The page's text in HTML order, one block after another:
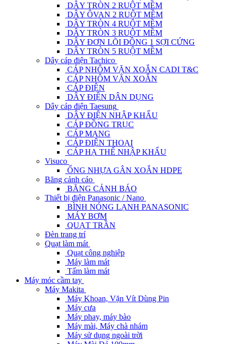
DÂY TRÒN 2 RUỘT MỀM
DÂY ÔVAN 2 RUỘT MỀM
DÂY TRÒN 4 RUỘT MỀM
DÂY TRÒN 3 RUỘT MỀM
DÂY ĐƠN LÕI ĐỒNG 1 SỢI CỨNG
DÂY TRÒN 5 RUỘT MỀM
Dây cáp điện Tachico
CÁP NHÔM VẶN XOẮN CADI T&C
CÁP NHÔM VẶN XOẮN
CÁP ĐIỆN
DÂY ĐIỆN DÂN DỤNG
Dây cáp điện Taesung
DÂY ĐIỆN NHẬP KHẨU
CÁP ĐỒNG TRỤC
CÁP MẠNG
CÁP ĐIỆN THOẠI
CÁP HẠ THẾ NHẬP KHẨU
Visuco
ỐNG NHỰA GÂN XOẮN HDPE
Băng cảnh cáo
BĂNG CẢNH BÁO
Thiết bị điện Panasonic / Nano
BÌNH NÓNG LẠNH PANASONIC
MÁY BƠM
QUẠT TRẦN
Đèn trang trí
Quạt làm mát
Quạt công nghiệp
Máy làm mát
Tấm làm mát
Máy móc cầm tay
Máy Makita
Máy Khoan, Vặn Vít Dùng Pin
Máy cưa
Máy phay, máy bào
Máy mài, Máy chà nhám
Máy sử dụng ngoài trời